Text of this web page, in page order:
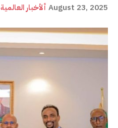
ألأخبار العالمية August 23, 2025